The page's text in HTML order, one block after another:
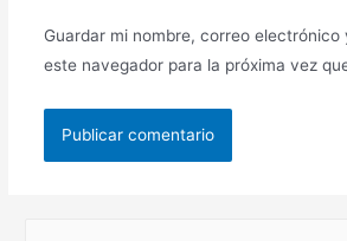
Guardar mi nombre, correo electrónico
este navegador para la próxima vez